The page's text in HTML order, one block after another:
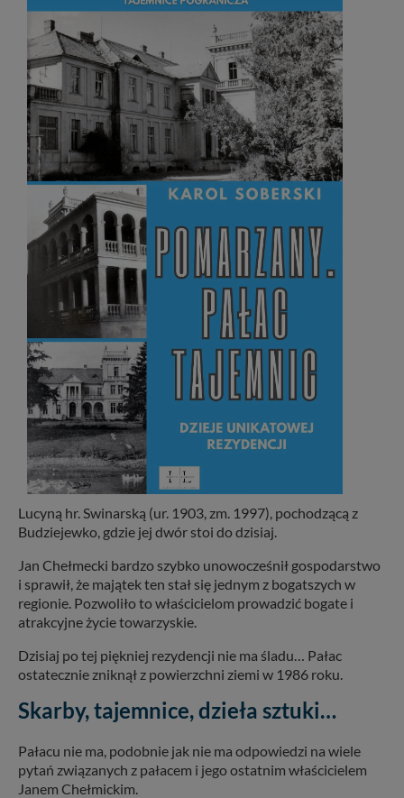
Lucyną hr. Swinarską (ur. 1903, zm. 1997), pochodzącą z
Budziejewko, gdzie jej dwór stoi do dzisiaj.
Jan Chełmecki bardzo szybko unowocześnił gospodarstwo
i sprawił, że majątek ten stał się jednym z bogatszych w
regionie. Pozwoliło to właścicielom prowadzić bogate i
atrakcyjne życie towarzyskie.
Dzisiaj po tej piękniej rezydencji nie ma śladu… Pałac
ostatecznie zniknął z powierzchni ziemi w 1986 roku.
Skarby, tajemnice, dzieła sztuki…
Pałacu nie ma, podobnie jak nie ma odpowiedzi na wiele
pytań związanych z pałacem i jego ostatnim właścicielem
Janem Chełmickim.